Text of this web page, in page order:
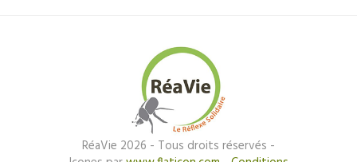
RéaVie 2026 - Tous droits réservés -